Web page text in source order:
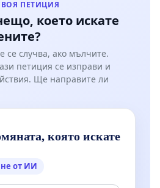
ПЕТИЦИЯ
което искате
се случва, ако мълчите.
петиция се изправи и
Ще направите ли
която искате
от ИИ